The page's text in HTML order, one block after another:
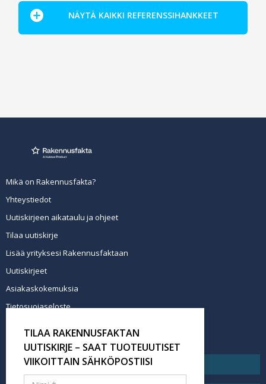
NÄYTÄ KAIKKI REFERENSSIHANKKEET
Mikä on Rakennusfakta?
Yhteystiedot
Uutiskirjeen aikataulu ja ohjeet
Tilaa uutiskirje
Lisää yrityksesi Rakennusfaktaan
Uutiskirjeet
Asiakaskokemuksia
Tietosuojaseloste
Tilaa uutiskirje
TILAA RAKENNUSFAKTAN
UUTISKIRJE – SAAT TUOTEUUTISET
VIIKOITTAIN SÄHKÖPOSTIISI